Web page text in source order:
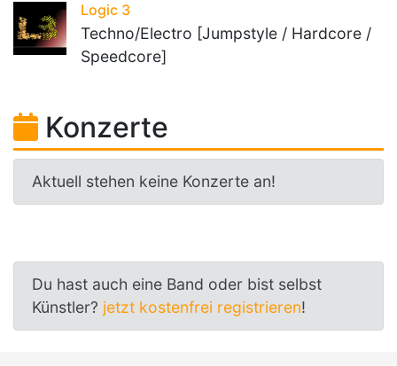
Logic 3
Techno/Electro [Jumpstyle / Hardcore /
Speedcore]
Konzerte
Aktuell stehen keine Konzerte an!
Du hast auch eine Band oder bist selbst
Künstler? jetzt kostenfrei registrieren!